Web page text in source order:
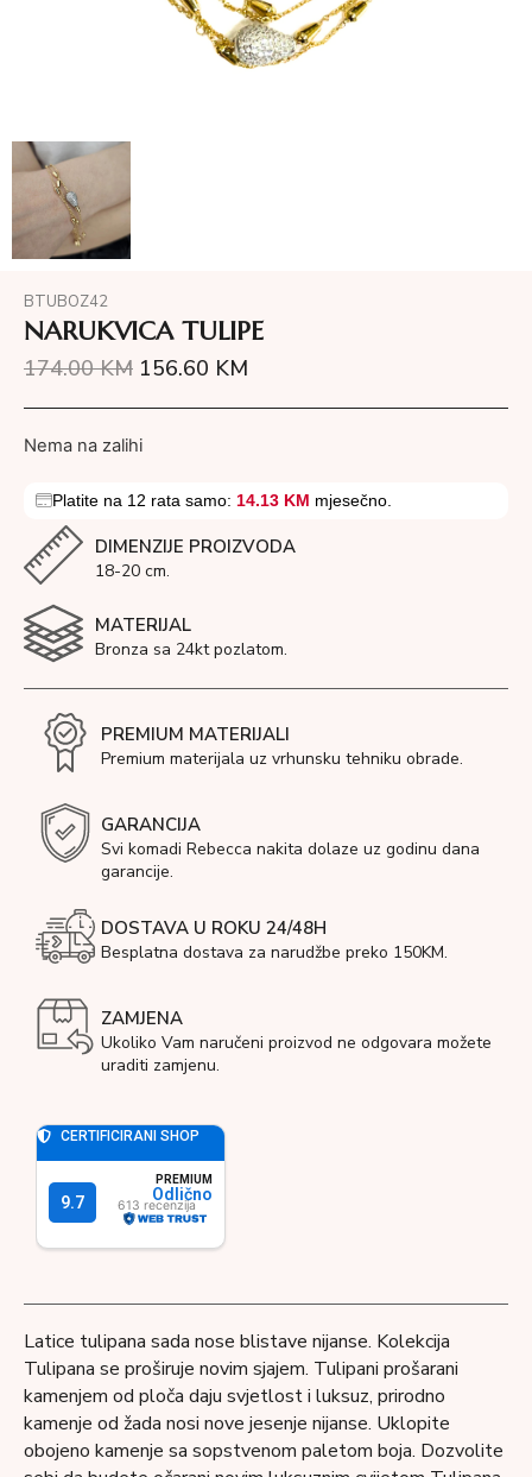
BTUBOZ42
NARUKVICA TULIPE
174.00KM 156.60 KM
Nema na zalihi
Platite na 12 rata samo: 14.13 KM mjesečno.
DIMENZIJE PROIZVODA
18-20 cm.
MATERIJAL
Bronza sa 24kt pozlatom.
PREMIUM MATERIJALI
Premium materijala uz vrhunsku tehniku obrade.
GARANCIJA
Svi komadi Rebecca nakita dolaze uz godinu dana
garancije.
DOSTAVA U ROKU 24/48H
Besplatna dostava za narudžbe preko 150KM.
ZAMJENA
Ukoliko Vam naručeni proizvod ne odgovara možete
uraditi zamjenu.
Latice tulipana sada nose blistave nijanse. Kolekcija
Tulipana se proširuje novim sjajem. Tulipani prošarani
kamenjem od ploča daju svjetlost i luksuz, prirodno
kamenje od žada nosi nove jesenje nijanse. Uklopite
obojeno kamenje sa sopstvenom paletom boja. Dozvolite